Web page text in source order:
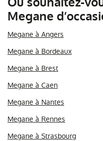
Megane
Megane à Angers
Megane à Bordeaux
Megane à Brest
Megane à Caen
Megane à Nantes
Megane à Rennes
Megane à Strasbourg